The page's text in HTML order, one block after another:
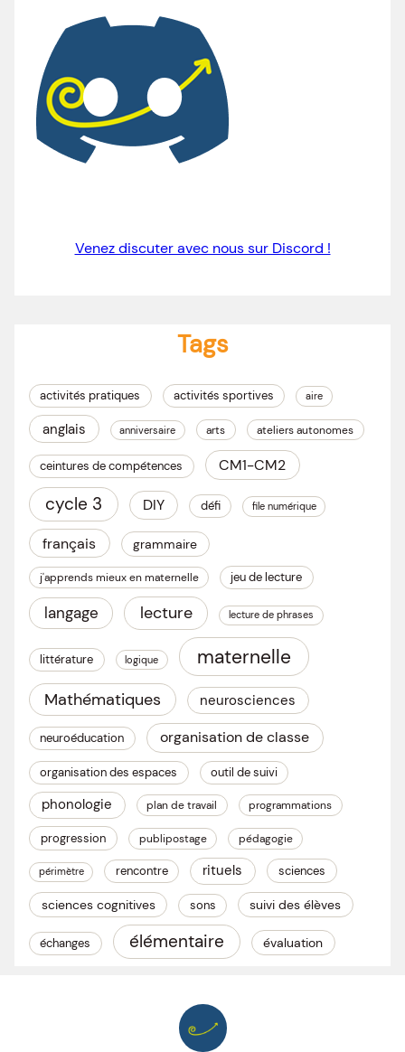
Venez discuter avec nous sur Discord !
Tags
activités pratiques activités sportives aire
anglais anniversaire arts ateliers autonomes
ceintures de compétences CM1-CM2
cycle 3 DIY défi file numérique
français grammaire
j'apprends mieux en maternelle jeu de lecture
langage lecture lecture de phrases
littérature logique maternelle
Mathématiques neurosciences
neuroéducation organisation de classe
organisation des espaces outil de suivi
phonologie plan de travail programmations
progression publipostage pédagogie
périmètre rencontre rituels sciences
sciences cognitives sons suivi des élèves
échanges élémentaire évaluation